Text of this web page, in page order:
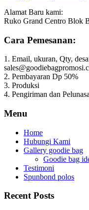
Alamat Baru kami:
Ruko Grand Centro Blok
Cara Pemesanan:
1. Email, ukuran, Qty,
2. Pembayaran Dp 50%
3. Produksi
4. Pengiriman dan
Menu
Home
Hubungi Kami
Gallery goodie bag
Goodie bag
Testimoni
Spunbond polos
Recent Posts